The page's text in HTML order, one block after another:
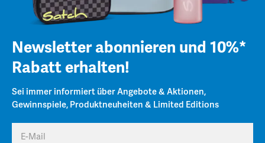
Newsletter abonnieren und 10%*
Rabatt erhalten!
Sei immer informiert über Angebote & Aktionen,
Gewinnspiele, Produktneuheiten & Limited Editions
E-Mail